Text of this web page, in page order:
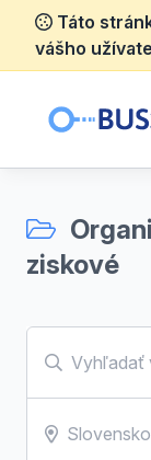
Táto
vášho
ziskové